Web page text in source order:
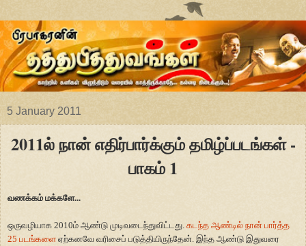
5 January 2011
2011ல் நான் எதிர்பார்க்கும் தமிழ்ப்படங்கள் -
பாகம் 1
வணக்கம் மக்களே...
ஒருவழியாக 2010ம் ஆண்டு முடிவடைந்துவிட்டது. கடந்த ஆண்டில் நான் பார்த்த
25 படங்களை ஏற்கனவே வரிசைப் படுத்தியிருந்தேன். இந்த ஆண்டு இதுவரை